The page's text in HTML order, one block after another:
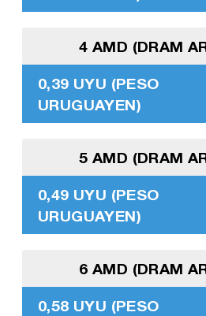
4 AMD (DRAM
0,39 UYU (PESO
URUGUAYEN)
5 AMD (DRAM
0,49 UYU (PESO
URUGUAYEN)
6 AMD (DRAM
0,58 UYU (PESO